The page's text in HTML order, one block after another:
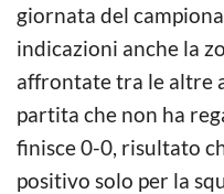
giornata del
indicazioni anche la
affrontate tra le altre
partita che non ha
finisce 0-0, risultato
positivo solo per la